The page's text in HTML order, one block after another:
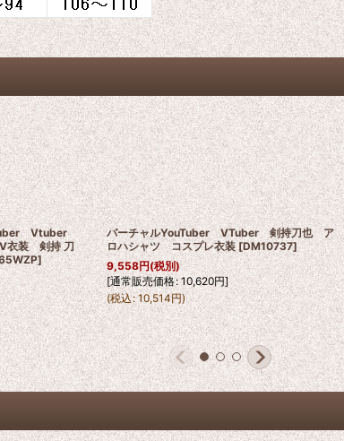
Vtuber
衣装 剣持 刀
]
バーチャルYouTuber VTuber 剣持刀也 ア
ロハシャツ コスプレ衣装 [DM10737]
9,558円(税別)
[通常販売価格: 10,620円]
(税込: 10,514円)